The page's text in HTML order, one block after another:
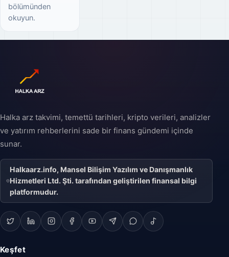
bölümünden
okuyun.
Halka arz takvimi, temettü tarihleri, kripto verileri, analizler
ve yatırım rehberlerini sade bir finans gündemi içinde
sunar.
Halkaarz.info, Mansel Bilişim Yazılım ve Danışmanlık
Hizmetleri Ltd. Şti. tarafından geliştirilen finansal bilgi
platformudur.
Keşfet